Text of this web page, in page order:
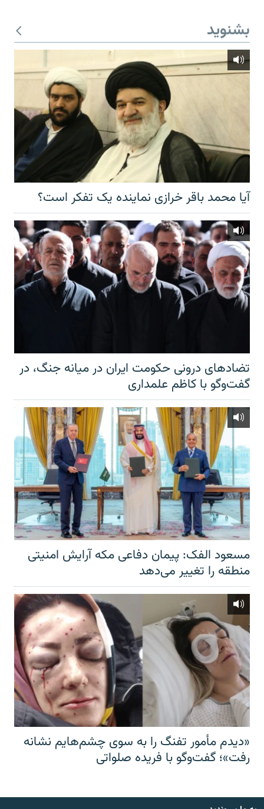
بشنوید
آیا محمد باقر خرازی نماینده یک تفکر است؟
تضادهای درونی حکومت ایران در میانه جنگ، در
گفت‌‌وگو با کاظم علمداری
مسعود الفک: پیمان دفاعی مکه آرایش امنیتی
منطقه را تغییر می‌دهد
«دیدم مأمور تفنگ را به سوی چشم‌هایم نشانه
رفت»؛ گفت‌و‌گو با فریده صلواتی